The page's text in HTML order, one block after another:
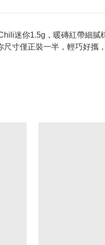
迷你1.5g，暖磚紅帶細
寸僅正裝一半，輕巧好攜